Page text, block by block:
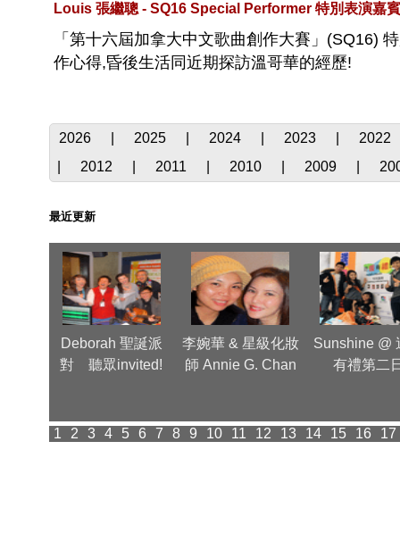
Louis 張繼聰 - SQ16 Special Performer 特別表演嘉賓
「第十六屆加拿大中文歌曲創作大賽」(SQ16)
作心得,昏後生活同近期探訪溫哥華的經歷!
2026 2025 2024 2023
2022
2012 2011 2010 2009
最近更新
Deborah 聖誕派
對 聽眾invited!
李婉華 & 星級化妝
師 Annie G. Chan
Sunshine @
有禮第二
1 2 3 4 5 6 7 8 9 10 11 12 13 14 15 16 17